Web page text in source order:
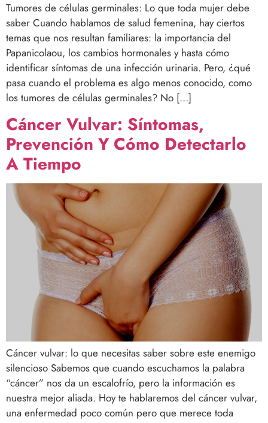
Tumores de células germinales: Lo que toda mujer debe
saber Cuando hablamos de salud femenina, hay ciertos
temas que nos resultan familiares: la importancia del
Papanicolaou, los cambios hormonales y hasta cómo
identificar síntomas de una infección urinaria. Pero, ¿qué
pasa cuando el problema es algo menos conocido, como
los tumores de células germinales? No […]
Cáncer Vulvar: Síntomas,
Prevención Y Cómo Detectarlo
A Tiempo
Cáncer vulvar: lo que necesitas saber sobre este enemigo
silencioso Sabemos que cuando escuchamos la palabra
“cáncer” nos da un escalofrío, pero la información es
nuestra mejor aliada. Hoy te hablaremos del cáncer vulvar,
una enfermedad poco común pero que merece toda